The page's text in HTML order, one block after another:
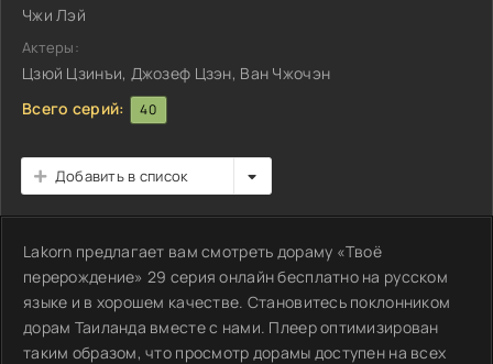
Чжи Лэй
Актеры:
Цзюй Цзинъи, Джозеф Цзэн, Ван Чжочэн
Всего серий:
40
Добавить в список
Lakorn предлагает вам смотреть дораму «Твоё
перерождение» 29 серия онлайн бесплатно на русском
языке и в хорошем качестве. Становитесь поклонником
дорам Таиланда вместе с нами. Плеер оптимизирован
таким образом, что просмотр дорамы доступен на всех